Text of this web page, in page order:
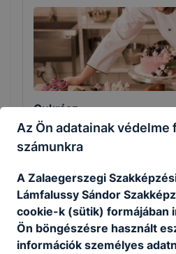
Cukrász
Turizmus-vendéglátás
Az Ön adatainak védelme
számunkra
A Zalaegerszegi
Lámfalussy Sándor
cookie-k (sütik) formájában
Ön böngészésre használt
információk személyes